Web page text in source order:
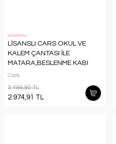
İNDİRİMLİ
LİSANSLI CARS OKUL VE
KALEM ÇANTASI İLE
MATARA,BESLENME KABI
FULL KIRTASİYE OKUL SETİ
Cars
3.499,90 TL
2.974,91 TL